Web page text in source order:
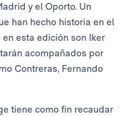
y el Oporto. Un
han hecho historia en el
esta edición son Iker
acompañados por
Contreras, Fernando
tiene como fin recaudar